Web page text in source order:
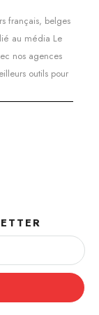
français, belges
au média Le
nos agences
outils pour